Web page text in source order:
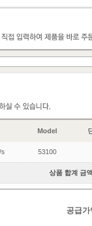
Model
s 53100
상품 합계 금
공급